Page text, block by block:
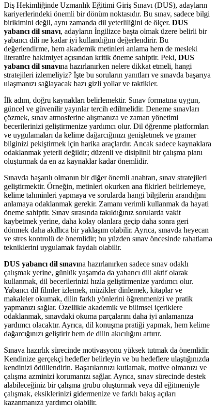
Diş Hekimliğinde Uzmanlık Eğitimi Giriş Sınavı (DUS), adayların
kariyerlerindeki önemli bir dönüm noktasıdır. Bu sınav, sadece bilgi
birikimini değil, aynı zamanda dil yeterliliğini de ölçer. DUS
yabancı dil sınavı, adayların İngilizce başta olmak üzere belirli bir
yabancı dili ne kadar iyi kullandığını değerlendirir. Bu
değerlendirme, hem akademik metinleri anlama hem de mesleki
literatüre hakimiyet açısından kritik öneme sahiptir. Peki, DUS
yabancı dil sınavına hazırlanırken nelere dikkat etmeli, hangi
stratejileri izlemeliyiz? İşte bu soruların yanıtları ve sınavda başarıya
ulaşmanızı sağlayacak bazı gizli yollar ve taktikler.
İlk adım, doğru kaynakları belirlemektir. Sınav formatına uygun,
güncel ve güvenilir yayınlar tercih edilmelidir. Deneme sınavları
çözmek, sınav atmosferine alışmanıza ve zaman yönetimi
becerilerinizi geliştirmenize yardımcı olur. Dil öğrenme platformları
ve uygulamaları da kelime dağarcığınızı genişletmek ve gramer
bilginizi pekiştirmek için harika araçlardır. Ancak sadece kaynaklara
odaklanmak yeterli değildir; düzenli ve disiplinli bir çalışma planı
oluşturmak da en az kaynaklar kadar önemlidir.
Sınavda başarılı olmanın bir diğer önemli anahtarı, sınav stratejileri
geliştirmektir. Örneğin, metinleri okurken ana fikirleri belirlemeye,
kelime tahminleri yapmaya ve sorularda hangi bilgilerin arandığını
anlamaya odaklanmak gerekir. Zamanı verimli kullanmak da hayati
öneme sahiptir. Sınav sırasında takıldığınız sorularda vakit
kaybetmek yerine, daha kolay olanlara geçip daha sonra geri
dönmek daha akıllıca bir yaklaşım olabilir. Ayrıca, sınavda heyecan
ve stres kontrolü de önemlidir; bu yüzden sınav öncesinde rahatlama
tekniklerini uygulamak faydalı olabilir.
DUS yabancı dil sınavına hazırlanırken sadece sınav odaklı
çalışmak yerine, günlük yaşamda da yabancı dili aktif olarak
kullanmak, dil becerilerinizi hızla geliştirmenize yardımcı olur.
Yabancı dil filmler izlemek, müzikler dinlemek, kitaplar ve
makaleler okumak, dilin farklı yönlerini öğrenmenizi ve pratik
yapmanızı sağlar. Özellikle akademik ve bilimsel içeriklere
odaklanmak, sınavdaki okuma parçalarını daha iyi anlamanıza
yardımcı olacaktır. Ayrıca, dil konuşma pratiği yapmak, hem kelime
dağarcığınızı geliştirir hem de dilin akıcılığını artırır.
Sınava hazırlık sürecinde motivasyonu yüksek tutmak da önemlidir.
Kendinize gerçekçi hedefler belirleyin ve bu hedeflere ulaştığınızda
kendinizi ödüllendirin. Başarılarınızı kutlamak, motive olmanızı ve
çalışma azminizi korumanızı sağlar. Ayrıca, sınav sürecinde destek
alabileceğiniz bir çalışma grubu oluşturmak veya dil eğitmeniyle
çalışmak, eksiklerinizi gidermenize ve farklı bakış açıları
kazanmanıza yardımcı olabilir.